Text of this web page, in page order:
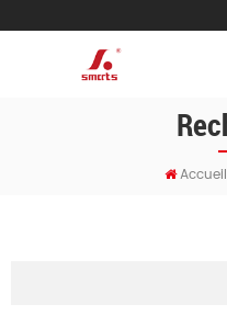
Accueil